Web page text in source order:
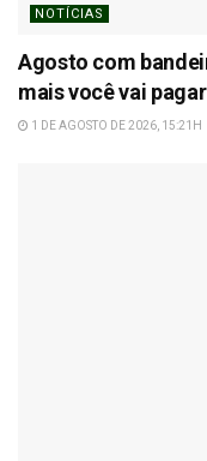
NOTÍCIAS
Agosto com
mais você vai
1 DE AGOSTO DE 2026, 15:21H